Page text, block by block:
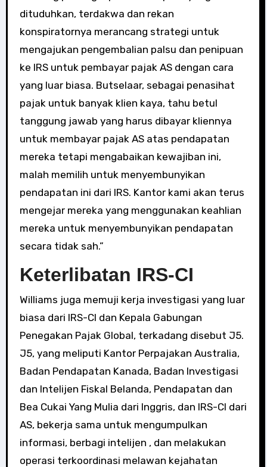
dituduhkan, terdakwa dan rekan
konspiratornya merancang strategi untuk
mengajukan pengembalian palsu dan penipuan
ke IRS untuk pembayar pajak AS dengan cara
yang luar biasa. Butselaar, sebagai penasihat
pajak untuk banyak klien kaya, tahu betul
tanggung jawab yang harus dibayar kliennya
untuk membayar pajak AS atas pendapatan
mereka tetapi mengabaikan kewajiban ini,
malah memilih untuk menyembunyikan
pendapatan ini dari IRS. Kantor kami akan terus
mengejar mereka yang menggunakan keahlian
mereka untuk menyembunyikan pendapatan
secara tidak sah.”
Keterlibatan IRS-CI
Williams juga memuji kerja investigasi yang luar
biasa dari IRS-CI dan Kepala Gabungan
Penegakan Pajak Global, terkadang disebut J5.
J5, yang meliputi Kantor Perpajakan Australia,
Badan Pendapatan Kanada, Badan Investigasi
dan Intelijen Fiskal Belanda, Pendapatan dan
Bea Cukai Yang Mulia dari Inggris, dan IRS-CI dari
AS, bekerja sama untuk mengumpulkan
informasi, berbagi intelijen , dan melakukan
operasi terkoordinasi melawan kejahatan